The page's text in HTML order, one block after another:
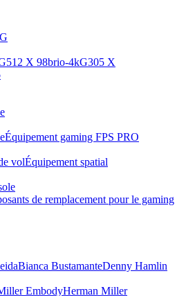
X 98brio-4kG305 X
Équipement gaming FPS PRO
volÉquipement spatial
de remplacement pour le gaming
Bianca BustamanteDenny Hamlin
EmbodyHerman Miller